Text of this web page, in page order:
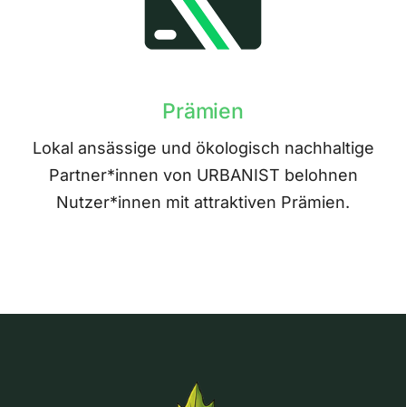
Prämien
Lokal ansässige und ökologisch nachhaltige
Partner*innen von URBANIST belohnen
Nutzer*innen mit attraktiven Prämien.